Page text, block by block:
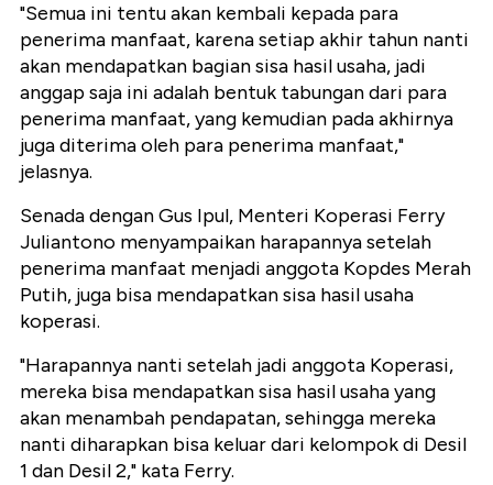
"Semua ini tentu akan kembali kepada para
penerima manfaat, karena setiap akhir tahun nanti
akan mendapatkan bagian sisa hasil usaha, jadi
anggap saja ini adalah bentuk tabungan dari para
penerima manfaat, yang kemudian pada akhirnya
juga diterima oleh para penerima manfaat,"
jelasnya.
Senada dengan Gus Ipul, Menteri Koperasi Ferry
Juliantono menyampaikan harapannya setelah
penerima manfaat menjadi anggota Kopdes Merah
Putih, juga bisa mendapatkan sisa hasil usaha
koperasi.
"Harapannya nanti setelah jadi anggota Koperasi,
mereka bisa mendapatkan sisa hasil usaha yang
akan menambah pendapatan, sehingga mereka
nanti diharapkan bisa keluar dari kelompok di Desil
1 dan Desil 2," kata Ferry.